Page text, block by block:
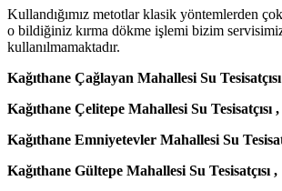
Kullandığımız metotlar klasik yöntemlerden
o bildiğiniz kırma dökme işlemi bizim
kullanılmamaktadır.
Kağıthane Çağlayan Mahallesi Su
Kağıthane Çelitepe Mahallesi Su Tesisatçısı ,
Kağıthane Emniyetevler Mahallesi Su
Kağıthane Gültepe Mahallesi Su Tesisatçısı ,